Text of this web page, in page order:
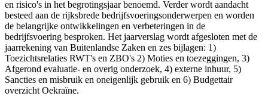
en risico's in het begrotingsjaar benoemd. Verder wordt aandacht
besteed aan de rijksbrede bedrijfsvoeringsonderwerpen en worden
de belangrijke ontwikkelingen en verbeteringen in de
bedrijfsvoering besproken. Het jaarverslag wordt afgesloten met de
jaarrekening van Buitenlandse Zaken en zes bijlagen: 1)
Toezichtsrelaties RWT's en ZBO's 2) Moties en toezeggingen, 3)
Afgerond evaluatie- en overig onderzoek, 4) externe inhuur, 5)
Sancties en misbruik en oneigenlijk gebruik en 6) Budgettair
overzicht Oekraïne.